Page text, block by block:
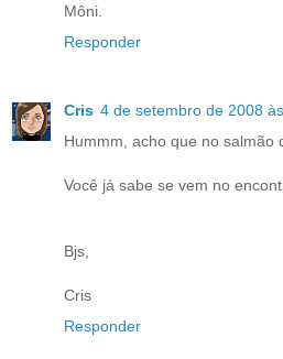
Môni.
Responder
Cris 4 de setembro de 2008
Hummm, acho que no salmão
Você já sabe se vem no
Bjs,
Cris
Responder